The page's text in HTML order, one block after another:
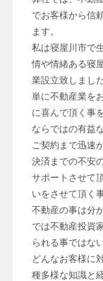
でお客様から信
ます。
私は寝屋川市で
情や情緒ある寝
業設立致しました
単に不動産業を
に喜んで頂く事
ならではの有益
ご契約まで迅速
決済までの不安
サポートさせて
いをさせて頂く
不動産の事は分
では不動産投資
られる事ではな
どんなお客様に
種多様な知識と